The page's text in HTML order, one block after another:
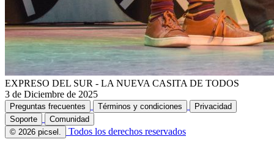
EXPRESO DEL SUR - LA NUEVA CASITA DE TODOS
3 de Diciembre de 2025
Preguntas frecuentes Términos y condiciones
Privacidad
Soporte
Comunidad
© 2026 picsel.
Todos los derechos reservados